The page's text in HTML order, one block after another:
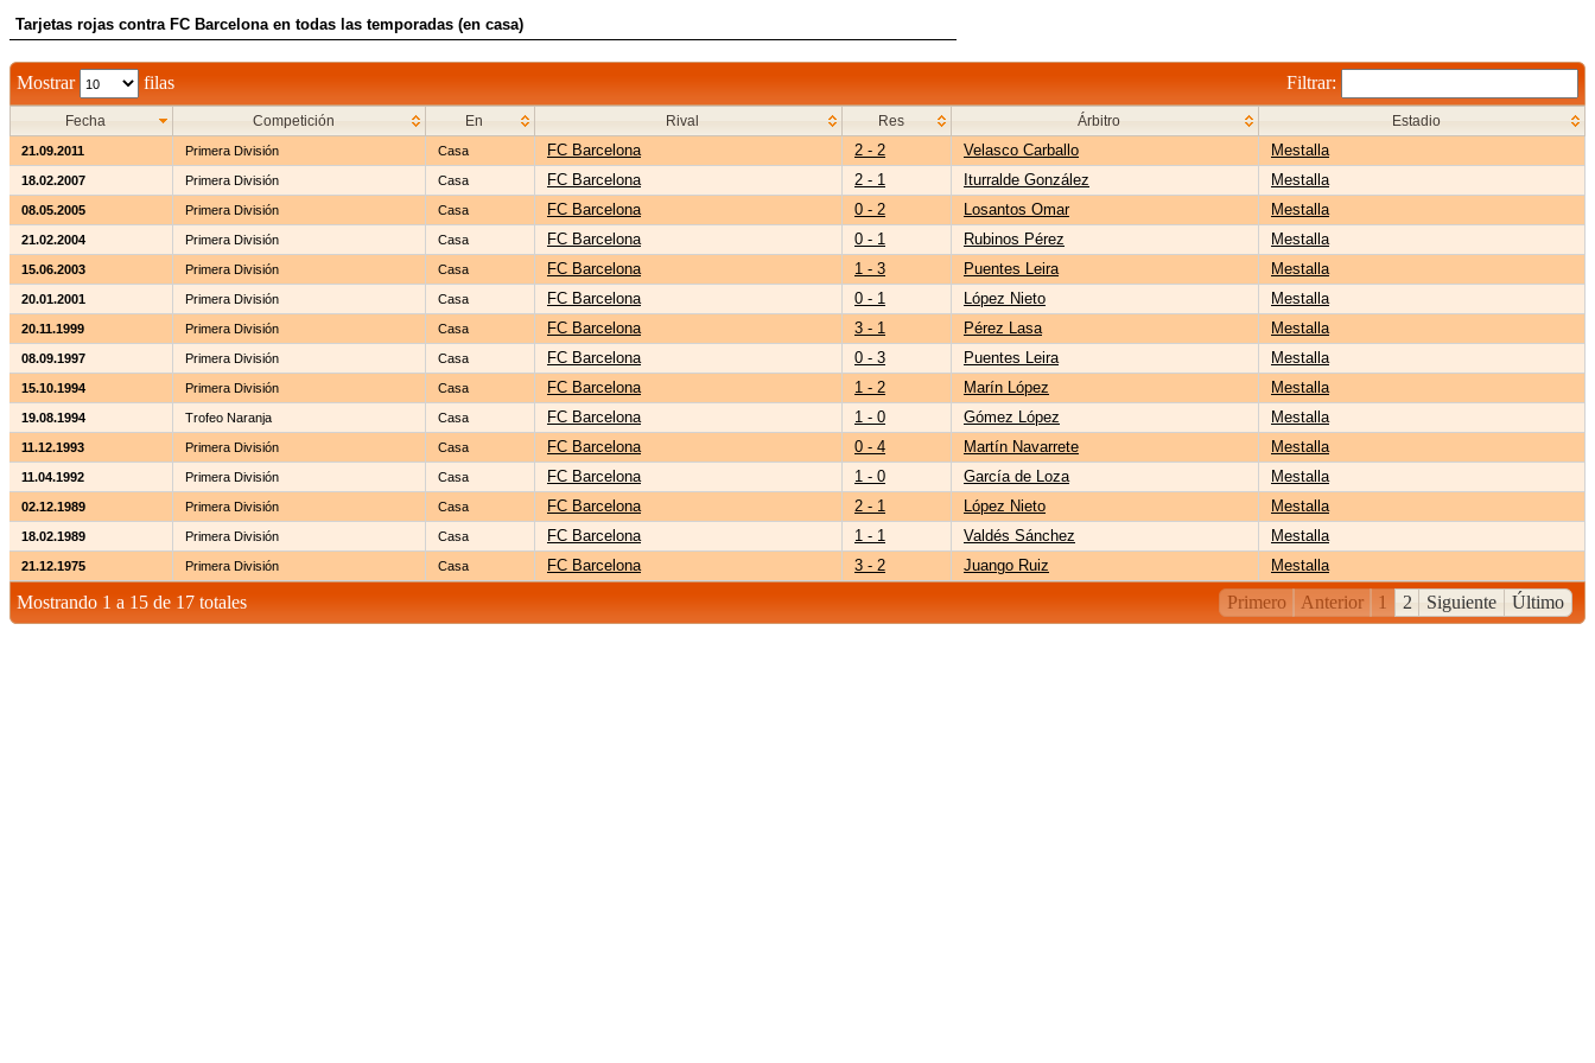
Tarjetas rojas contra FC Barcelona en todas las temporadas (en casa)
Mostrar filas Filtrar:
Fecha Competición En Rival Res Árbitro Estadio
21.09.2011 Primera División Casa FC Barcelona 2 - 2 Velasco Carballo Mestalla
18.02.2007 Primera División Casa FC Barcelona 2 - 1 Iturralde González Mestalla
08.05.2005 Primera División Casa FC Barcelona 0 - 2 Losantos Omar Mestalla
21.02.2004 Primera División Casa FC Barcelona 0 - 1 Rubinos Pérez Mestalla
15.06.2003 Primera División Casa FC Barcelona 1 - 3 Puentes Leira Mestalla
20.01.2001 Primera División Casa FC Barcelona 0 - 1 López Nieto Mestalla
20.11.1999 Primera División Casa FC Barcelona 3 - 1 Pérez Lasa Mestalla
08.09.1997 Primera División Casa FC Barcelona 0 - 3 Puentes Leira Mestalla
15.10.1994 Primera División Casa FC Barcelona 1 - 2 Marín López Mestalla
19.08.1994 Trofeo Naranja Casa FC Barcelona 1 - 0 Gómez López Mestalla
11.12.1993 Primera División Casa FC Barcelona 0 - 4 Martín Navarrete Mestalla
11.04.1992 Primera División Casa FC Barcelona 1 - 0 García de Loza Mestalla
02.12.1989 Primera División Casa FC Barcelona 2 - 1 López Nieto Mestalla
18.02.1989 Primera División Casa FC Barcelona 1 - 1 Valdés Sánchez Mestalla
21.12.1975 Primera División Casa FC Barcelona 3 - 2 Juango Ruiz Mestalla
Mostrando 1 a 15 de 17 totales Primero Anterior 1 2 Siguiente Último